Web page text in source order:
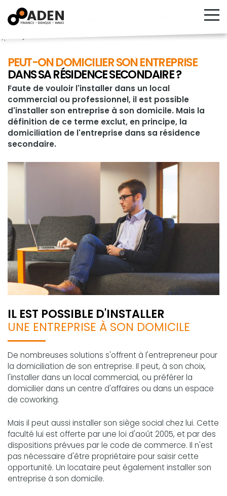
<!---->
PEUT-ON DOMICILIER SON ENTREPRISE
DANS SA RÉSIDENCE SECONDAIRE ?
Faute de vouloir l'installer dans un local
commercial ou professionnel, il est possible
d'installer son entreprise à son domicile. Mais la
définition de ce terme exclut, en principe, la
domiciliation de l'entreprise dans sa résidence
secondaire.
IL EST POSSIBLE D'INSTALLER
UNE ENTREPRISE À SON DOMICILE
De nombreuses solutions s'offrent à l'entrepreneur pour
la domiciliation de son entreprise. Il peut, à son choix,
l'installer dans un local commercial, ou préférer la
domicilier dans un centre d'affaires ou dans un espace
de coworking.
Mais il peut aussi installer son siège social chez lui. Cette
faculté lui est offerte par une loi d'août 2005, et par des
dispositions prévues par le code de commerce. Il n'est
pas nécessaire d'être propriétaire pour saisir cette
opportunité. Un locataire peut également installer son
entreprise à son domicile.